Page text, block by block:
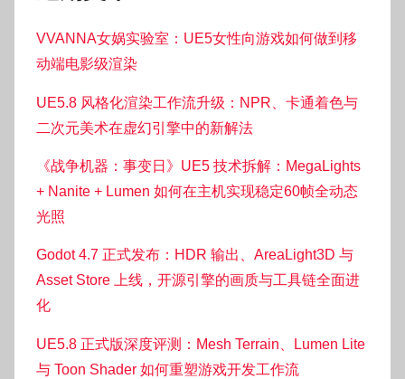
VVANNA女娲实验室：UE5女性向游戏如何做到移
动端电影级渲染
UE5.8 风格化渲染工作流升级：NPR、卡通着色与
二次元美术在虚幻引擎中的新解法
《战争机器：事变日》UE5 技术拆解：MegaLights
+ Nanite + Lumen 如何在主机实现稳定60帧全动态
光照
Godot 4.7 正式发布：HDR 输出、AreaLight3D 与
Asset Store 上线，开源引擎的画质与工具链全面进
化
UE5.8 正式版深度评测：Mesh Terrain、Lumen Lite
与 Toon Shader 如何重塑游戏开发工作流